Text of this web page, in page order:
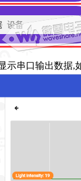
示串口输出数据,